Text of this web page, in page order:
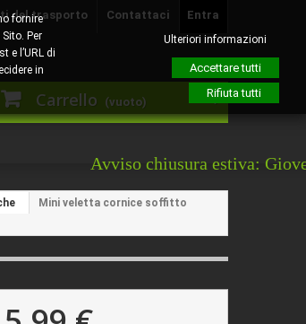
Entra
Contattaci
del trasporto
Carrello (vuoto)
Avviso chiusura estiva: Giovedì 6
Mini veletta cornice soffitto
fornire
Per
e l’URL di
in
Ulteriori informazioni
Accettare tutti
Rifiuta tutti